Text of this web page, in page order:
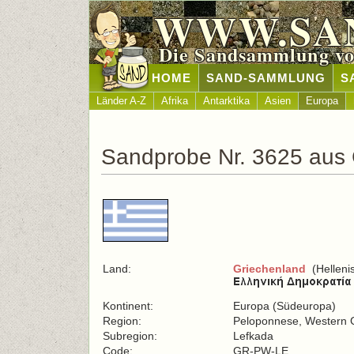
Die Sandsammlung
HOME SAND-SAMMLUNG
Länder A-Z Afrika Antarktika Asien Europa
Sandprobe Nr. 3625 aus
Land: Griechenland
Kontinent:
Europa (Südeuropa)
Region:
Peloponnese, Western
Subregion:
Lefkada
Code:
GR-PW-LE